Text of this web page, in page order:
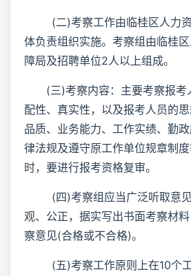
(二)考察工作由临桂区人力资
体负责组织实施。考察组由临桂
障局及招聘单位2人以上组成。
(三)考察内容：主要考察报考
配性、真实性，以及报考人员的
品质、业务能力、工作实绩、勤
律法规及遵守原工作单位规章制
时，要进行报考资格复审。
(四)考察组应当广泛听取意见
观、公正，据实写出书面考察材
察意见(合格或不合格)。
(五)考察工作原则上在10个工